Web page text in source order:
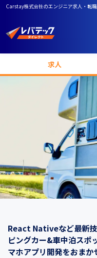
Carstay株式会社のエンジニア求人・転
求人
React Nativeなど最新
ピングカー&車中泊ス
マホアプリ開発をおまか